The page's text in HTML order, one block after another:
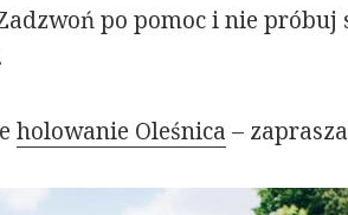
po pomoc i nie próbuj
holowanie Oleśnica –